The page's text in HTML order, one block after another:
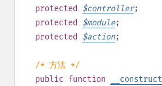
protected
$controller;
protected
$module;
protected
$action;
/* 方法 */
public function __construct